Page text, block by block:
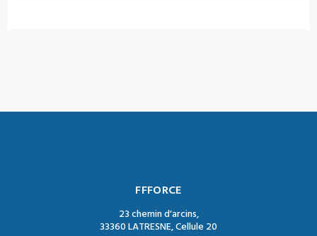
FFFORCE
23 chemin d'arcins,
33360 LATRESNE, Cellule 20